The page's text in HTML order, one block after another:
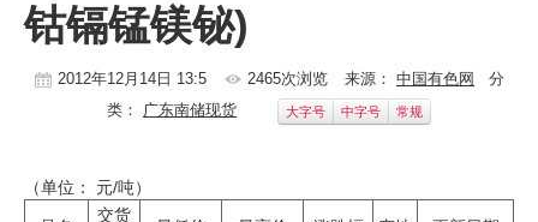
稀有稀土
有色市场
钴镉锰镁铋)
2012年12月14日 13:5 2465次浏览 来源： 中国有色网
分
类： 广东南储现货 大字号 中字号 常规
（单位： 元/吨）
交货